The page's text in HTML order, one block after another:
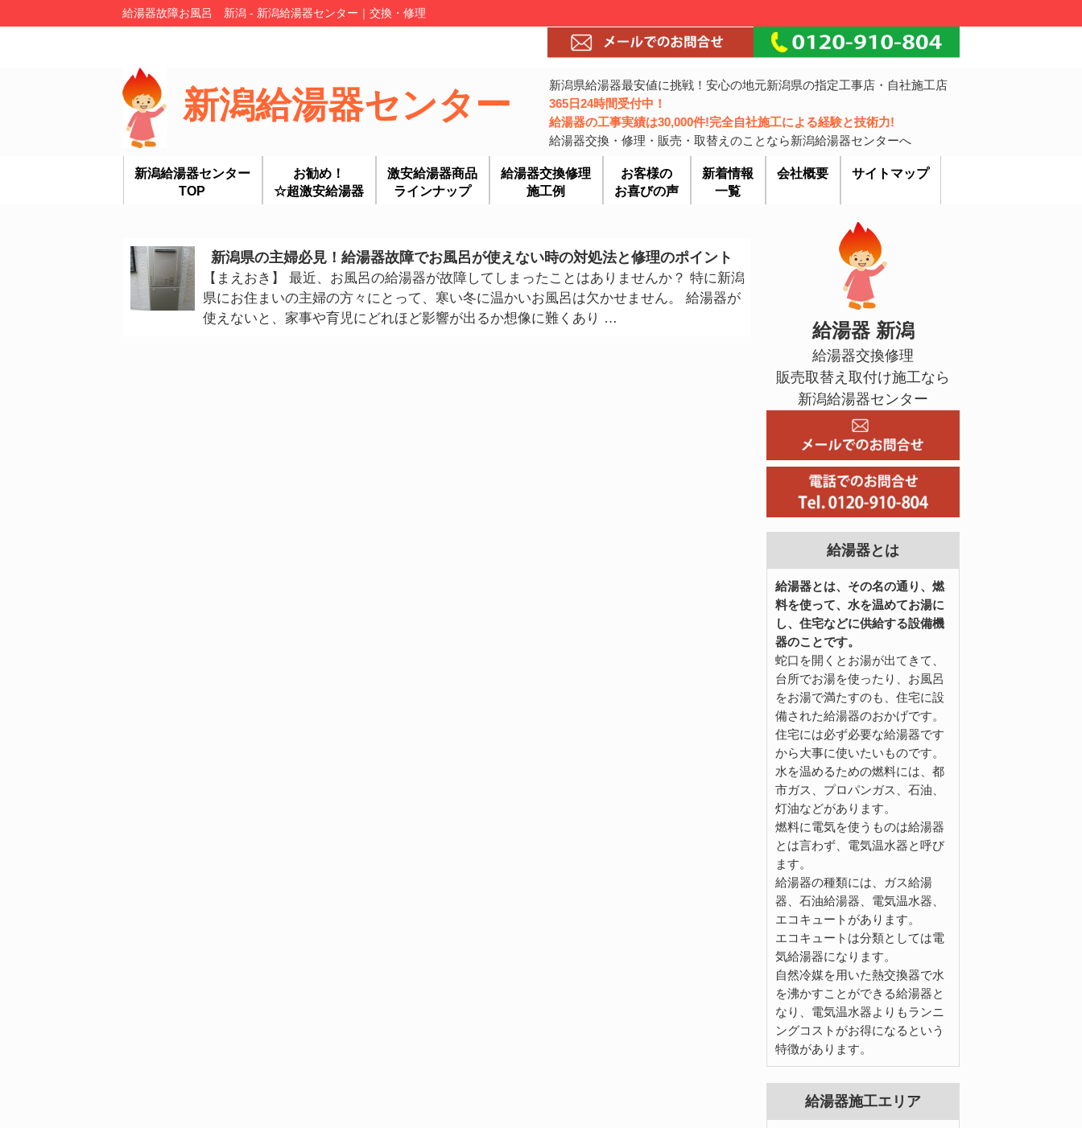
給湯器故障お風呂 新潟 - 新潟給湯器センター｜交換・修理
新潟給湯器センター
新潟県給湯器最安値に挑戦！安心の地元新潟県の指定工事店・自社施工店
365日24時間受付中！
給湯器の工事実績は30,000件!完全自社施工による経験と技術力!
給湯器交換・修理・販売・取替えのことなら新潟給湯器センターへ
新潟給湯器センター
TOP
お勧め！
☆超激安給湯器
激安給湯器商品
ラインナップ
給湯器交換修理
施工例
お客様の
お喜びの声
新着情報
一覧
会社概要 サイトマップ
新潟県の主婦必見！給湯器故障でお風呂が使えない時の対処法と修理のポイント
【まえおき】 最近、お風呂の給湯器が故障してしまったことはありませんか？ 特に新潟
県にお住まいの主婦の方々にとって、寒い冬に温かいお風呂は欠かせません。 給湯器が
使えないと、家事や育児にどれほど影響が出るか想像に難くあり …
給湯器 新潟
給湯器交換修理
販売取替え取付け施工なら
新潟給湯器センター
給湯器とは
給湯器とは、その名の通り、燃
料を使って、水を温めてお湯に
し、住宅などに供給する設備機
器のことです。
蛇口を開くとお湯が出てきて、
台所でお湯を使ったり、お風呂
をお湯で満たすのも、住宅に設
備された給湯器のおかげです。
住宅には必ず必要な給湯器です
から大事に使いたいものです。
水を温めるための燃料には、都
市ガス、プロパンガス、石油、
灯油などがあります。
燃料に電気を使うものは給湯器
とは言わず、電気温水器と呼び
ます。
給湯器の種類には、ガス給湯
器、石油給湯器、電気温水器、
エコキュートがあります。
エコキュートは分類としては電
気給湯器になります。
自然冷媒を用いた熱交換器で水
を沸かすことができる給湯器と
なり、電気温水器よりもランニ
ングコストがお得になるという
特徴があります。
給湯器施工エリア